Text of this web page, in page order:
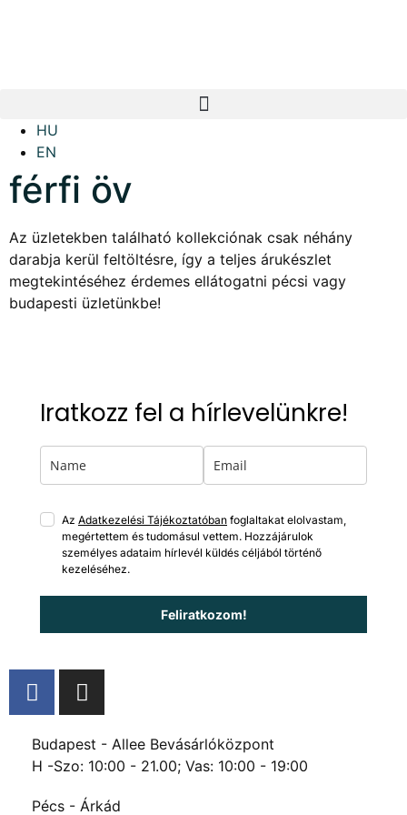
HU
EN
férfi öv
Az üzletekben található kollekciónak csak néhány
darabja kerül feltöltésre, így a teljes árukészlet
megtekintéséhez érdemes ellátogatni pécsi vagy
budapesti üzletünkbe!
Iratkozz fel a hírlevelünkre!
Az Adatkezelési Tájékoztatóban foglaltakat elolvastam,
megértettem és tudomásul vettem. Hozzájárulok
személyes adataim hírlevél küldés céljából történő
kezeléséhez.
Feliratkozom!
Budapest - Allee Bevásárlóközpont
H -Szo: 10:00 - 21.00; Vas: 10:00 - 19:00
Pécs - Árkád